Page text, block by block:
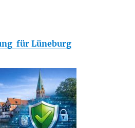
für Lüneburg